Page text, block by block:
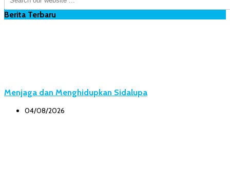
Berita Terbaru
Menjaga dan Menghidupkan Sidalupa
04/08/2026